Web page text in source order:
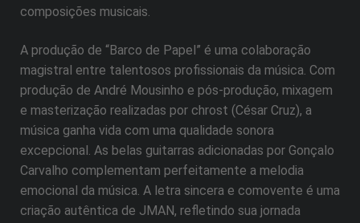
composições musicais.
A produção de “Barco de Papel” é uma colaboração
magistral entre talentosos profissionais da música. Com
produção de André Mousinho e pós-produção, mixagem
e masterização realizadas por chrost (César Cruz), a
música ganha vida com uma qualidade sonora
excepcional. As belas guitarras adicionadas por Gonçalo
Carvalho complementam perfeitamente a melodia
emocional da música. A letra sincera e comovente é uma
criação autêntica de JMAN, refletindo sua jornada